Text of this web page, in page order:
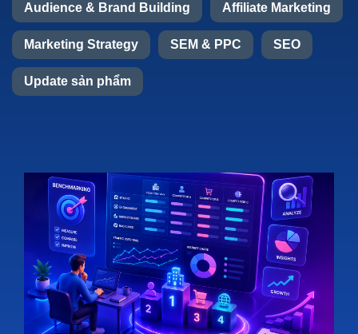
Audience & Brand Building Affiliate Marketing
Marketing Strategy SEM & PPC SEO
Update sản phẩm